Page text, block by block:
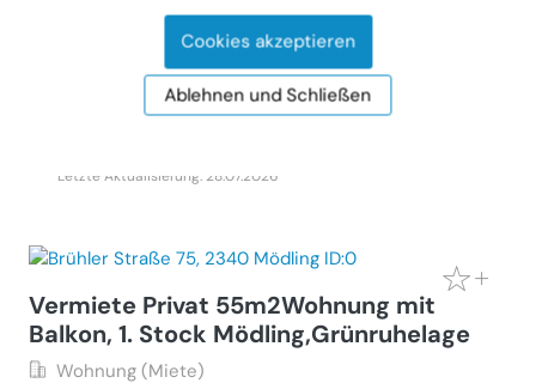
Heiligenkreuz, Krainerhütte 45
Gewerblicher Anbieter
€ 589.858
Letzte Aktualisierung: 28.07.2026
Vermiete Privat 55m2Wohnung mit
Balkon, 1. Stock Mödling,Grünruhelage
Wohnung (Miete)
Cookies akzeptieren
Ablehnen und Schließen